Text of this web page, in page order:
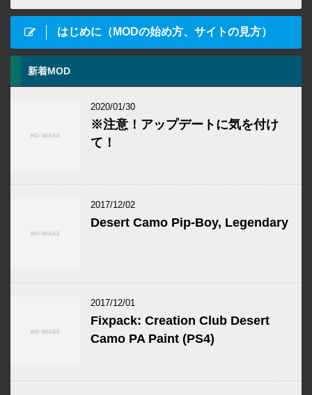
はじめに（MODの始め方、サイトの見方）
新着MOD
2020/01/30
※注意！アップデートに気を付け
て！
2017/12/02
Desert Camo Pip-Boy, Legendary
2017/12/01
Fixpack: Creation Club Desert
Camo PA Paint (PS4)